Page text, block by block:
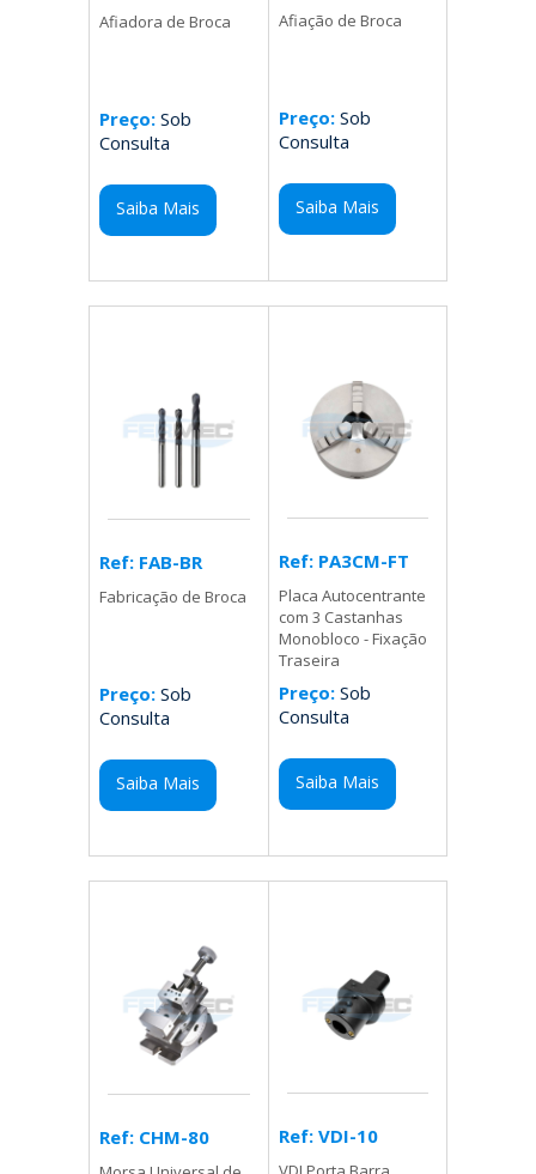
Afiadora de Broca
Preço: Sob
Consulta
Saiba Mais
Afiação de Broca
Preço:Sob
Consulta
Saiba Mais
Ref: FAB-BR
Fabricação de Broca
Preço: Sob
Consulta
Saiba Mais
Ref: PA3CM-FT
Placa Autocentrante
com 3 Castanhas
Monobloco - Fixação
Traseira
Preço:Sob
Consulta
Saiba Mais
Ref: CHM-80 Ref: VDI-10